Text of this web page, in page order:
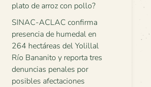
plato de arroz con pollo?
SINAC-ACLAC confirma
presencia de humedal en
264 hectáreas del Yolillal
Río Bananito y reporta tres
denuncias penales por
posibles afectaciones